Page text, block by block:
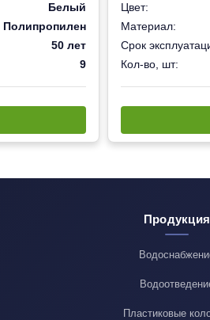
Белый
Полипропилен
50 лет
9
Цвет:
Материал:
Срок
Кол-во, шт:
Продукция
Пластиковые